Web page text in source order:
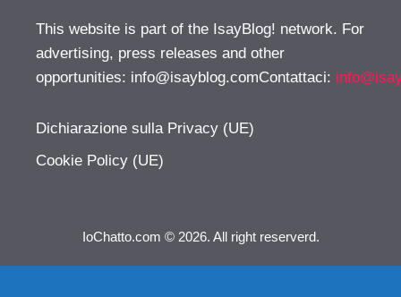
This website is part of the IsayBlog! network. For
advertising, press releases and other
opportunities: info@isayblog.comContattaci:
Dichiarazione sulla Privacy (UE)
Cookie Policy (UE)
IoChatto.com © 2026. All right reserverd.